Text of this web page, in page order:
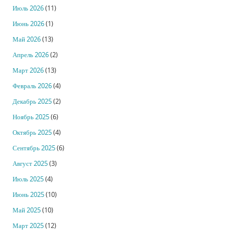
Июль 2026(11)
Июнь 2026(1)
Май 2026(13)
Апрель 2026(2)
Март 2026(13)
Февраль 2026(4)
Декабрь 2025(2)
Ноябрь 2025(6)
Октябрь 2025(4)
Сентябрь 2025(6)
Август 2025(3)
Июль 2025(4)
Июнь 2025(10)
Май 2025(10)
Март 2025(12)